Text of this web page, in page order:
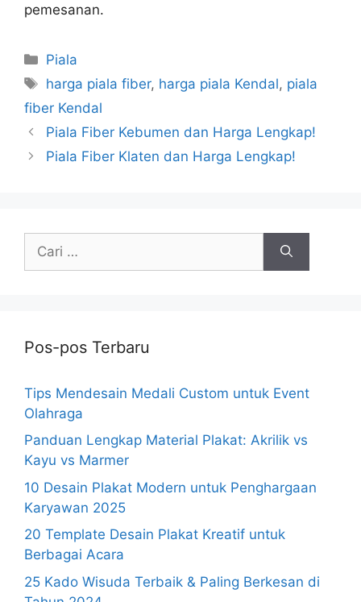
pemesanan.
Kategori
Piala
Tag
harga piala fiber, harga piala Kendal, piala
fiber Kendal
Piala Fiber Kebumen dan Harga Lengkap!
Piala Fiber Klaten dan Harga Lengkap!
untuk:
Pos-pos Terbaru
Tips Mendesain Medali Custom untuk Event
Olahraga
Panduan Lengkap Material Plakat: Akrilik vs
Kayu vs Marmer
10 Desain Plakat Modern untuk Penghargaan
Karyawan 2025
20 Template Desain Plakat Kreatif untuk
Berbagai Acara
25 Kado Wisuda Terbaik & Paling Berkesan di